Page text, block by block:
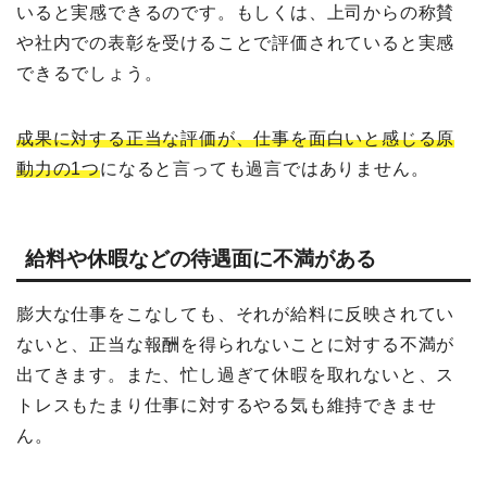
いると実感できるのです。もしくは、上司からの称賛
や社内での表彰を受けることで評価されていると実感
できるでしょう。
成果に対する正当な評価が、仕事を面白いと感じる原
動力の1つになると言っても過言ではありません。
給料や休暇などの待遇面に不満がある
膨大な仕事をこなしても、それが給料に反映されてい
ないと、正当な報酬を得られないことに対する不満が
出てきます。また、忙し過ぎて休暇を取れないと、ス
トレスもたまり仕事に対するやる気も維持できませ
ん。